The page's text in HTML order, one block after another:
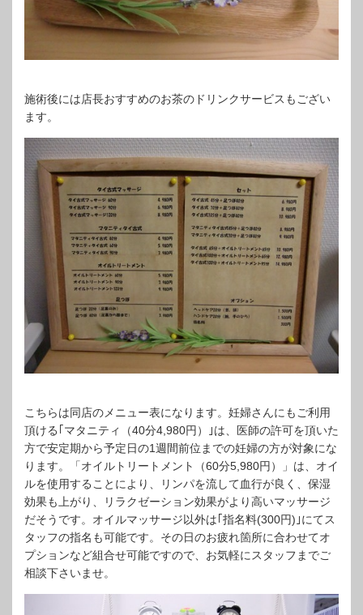
施術後には店長おすすめのお茶のドリンクサービスもござい
ます。
こちらは同店のメニュー表になります。妊婦さんにもご利用
頂ける｢マタニティ（40分4,980円）｣は、医師の許可を頂いた
方で安定期から予定日の1週間前位までの妊婦の方が対象にな
ります。「オイルトリートメント（60分5,980円）」は、オイ
ルを使用することにより、リンパを流して血行が良く、保湿
効果も上がり、リラクゼーション効果がより高いマッサージ
だそうです。オイルマッサージ以外は｢指名料(300円)｣にてス
タッフの指名も可能です。その日のお疲れ箇所に合わせてオ
プションなど組合せ可能ですので、お気軽にスタッフまでご
相談下さいませ。